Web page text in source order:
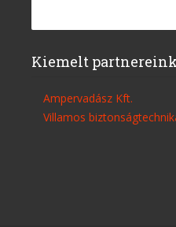
Kiemelt partnereink
Ampervadász Kft.
Villamos